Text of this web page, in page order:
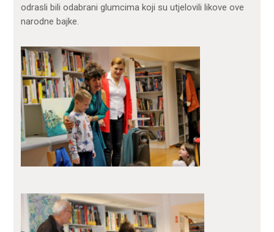
odrasli bili odabrani glumcima koji su utjelovili likove ove
narodne bajke.